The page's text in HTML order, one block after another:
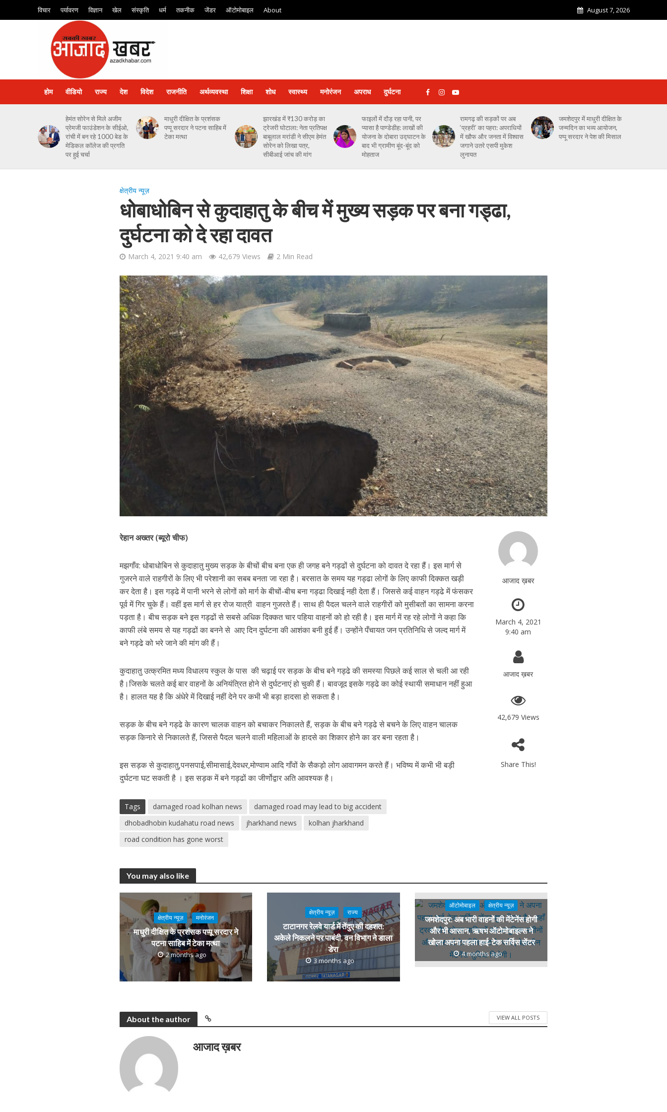
विचार पर्यावरण विज्ञान खेल संस्कृति धर्म तकनीक जेंडर ऑटोमोबाइल About August 7, 2026
होम वीडियो राज्य देश विदेश राजनीति अर्थव्यवस्था शिक्षा शोध स्‍वास्‍थ्‍य मनोरंजन अपराध दुर्घटना
हेमंत सोरेन से मिले अजीम
प्रेमजी फाउंडेशन के सीईओ,
रांची में बन रहे 1000 बेड के
मेडिकल कॉलेज की प्रगति
पर हुई चर्चा
माधुरी दीक्षित के प्रशंसक
पप्पू सरदार ने पटना साहिब में
टेका मत्था
झारखंड में ₹130 करोड़ का
ट्रेजरी घोटाला: नेता प्रतिपक्ष
बाबूलाल मरांडी ने सीएम हेमंत
सोरेन को लिखा पत्र,
सीबीआई जांच की मांग
फाइलों में दौड़ रहा पानी, पर
प्यासा है पाण्डेडीह: लाखों की
योजना के दोबारा उद्घाटन के
बाद भी ग्रामीण बूंद-बूंद को
मोहताज
रामगढ़ की सड़कों पर अब
‘प्रहरी’ का पहरा: अपराधियों
में खौफ और जनता में विश्वास
जगाने उतरे एसपी मुकेश
लुनायत
जमशेदपुर में माधुरी दीक्षित के
जन्मदिन का भव्य आयोजन,
पप्पू सरदार ने पेश की मिसाल
क्षेत्रीय न्यूज़
धोबाधोबिन से कुदाहातु के बीच में मुख्य सड़क पर बना गड्ढा,
दुर्घटना को दे रहा दावत
March 4, 2021 9:40 am 42,679 Views 2 Min Read
आजाद ख़बर
March 4, 2021
9:40 am
आजाद ख़बर
42,679 Views
Share This!
रेहान अख्तर (ब्यूरो चीफ)
मझगाँव: धोबाधोबिन से कुदाहातु मुख्य सड़क के बीचों बीच बना एक ही जगह बने गड्ढों से दुर्घटना को दावत दे रहा हैं। इस मार्ग से
गुजरने वाले राहगीरों के लिए भी परेशानी का सबब बनता जा रहा है। बरसात के समय यह गड्ढा लोगों के लिए काफी दिक्कत खड़ी
कर देता है। इस गड्ढे में पानी भरने से लोगों को मार्ग के बीचों-बीच बना गड्ढा दिखाई नही देता हैं। जिससे कई वाहन गड्ढे में फंसकर
पूर्व में गिर चुके हैं। वहीं इस मार्ग से हर रोज यात्री वाहन गुजरते हैं। साथ ही पैदल चलने वाले राहगीरों को मुसीबतों का सामना करना
पड़ता है। बीच सड़क बने इस गड्ढों से सबसे अधिक दिक्कत चार पहिया वाहनों को हो रही है। इस मार्ग में रह रहे लोगों ने कहा कि
काफी लंबे समय से यह गड्ढों का बनने से आए दिन दुर्घटना की आशंका बनी हुई हैं। उन्होंने पँचायत जन प्रतिनिधि से जल्द मार्ग में
बने गड्ढे को भरे जाने की मांग की हैं।
कुदाहातु उत्क्रमित मध्य विधालय स्कुल के पास की चढ़ाई पर सड़क के बीच बने गड्ढे की समस्या पिछले कई साल से चली आ रही
है।जिसके चलते कई बार वाहनों के अनियंत्रित होने से दुर्घटनाएं हो चुकी हैं। बावजूद इसके गड्ढे का कोई स्थायी समाधान नहीं हुआ
है। हालत यह है कि अंधेरे में दिखाई नहीं देने पर कभी भी बड़ा हादसा हो सकता है।
सड़क के बीच बने गड्ढे के कारण चालक वाहन को बचाकर निकालते हैं, सड़क के बीच बने गड्ढे से बचने के लिए वाहन चालक
सड़क किनारे से निकालते हैं, जिससे पैदल चलने वाली महिलाओं के हादसे का शिकार होने का डर बना रहता है।
इस सड़क से कुदाहातु,पनसपाई,सीमासाई,देवधर,मोण्वाम आदि गाँवों के सैकड़ो लोग आवागमन करते हैं। भविष्य में कभी भी बड़ी
दुर्घटना घट सकती है । इस सड़क में बने गड्ढों का जीर्णोद्वार अति आवश्यक है।
Tags damaged road kolhan news
damaged road may lead to big accident
dhobadhobin kudahatu road news
jharkhand news
kolhan jharkhand
road condition has gone worst
You may also like
क्षेत्रीय न्यूज़ मनोरंजन
माधुरी दीक्षित के प्रशंसक पप्पू सरदार ने
पटना साहिब में टेका मत्था
2 months ago
क्षेत्रीय न्यूज़ राज्य
टाटानगर रेलवे यार्ड में तेंदुए की दहशत:
अकेले निकलने पर पाबंदी, वन विभाग ने डाला
डेरा
3 months ago
ऑटोमोबाइल क्षेत्रीय न्यूज़
जमशेदपुर: अब भारी वाहनों की मेंटेनेंस होगी
और भी आसान, ऋषभ ऑटोमोबाइल्स ने
खोला अपना पहला हाई-टेक सर्विस सेंटर
4 months ago
About the author VIEW ALL POSTS
आजाद ख़बर